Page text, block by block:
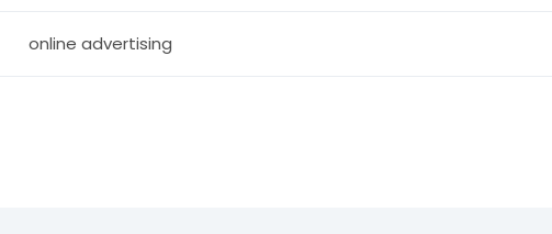
online advertising